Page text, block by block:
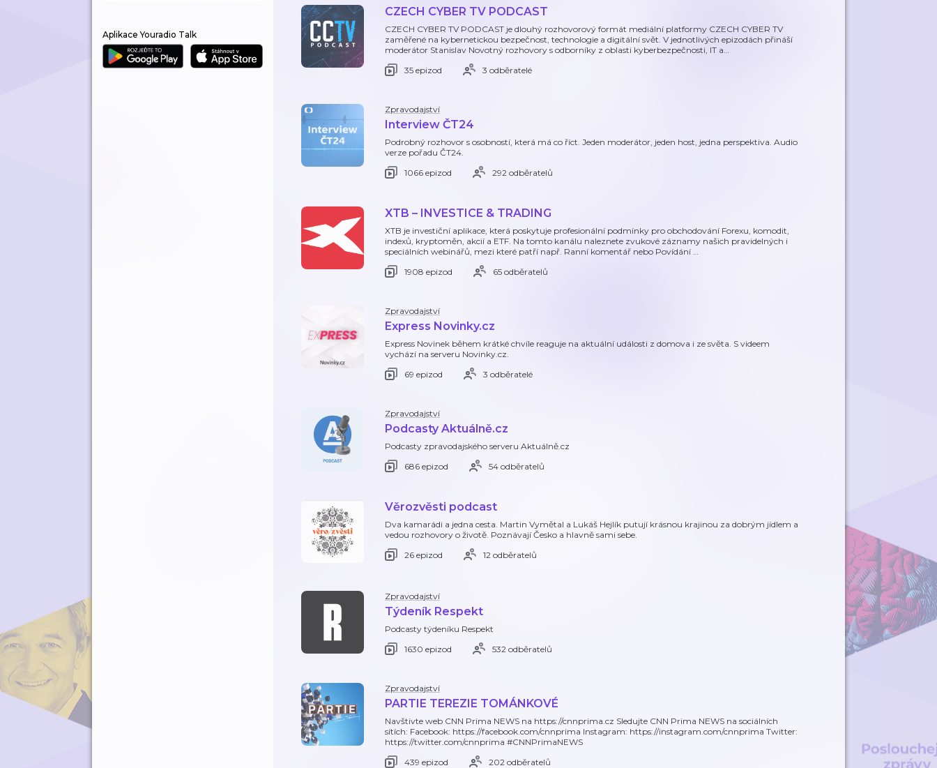
Aplikace Youradio Talk
CZECH CYBER TV PODCAST
CZECH CYBER TV PODCAST je dlouhý rozhovorový formát mediální platformy CZECH CYBER TV
zaměřené na kybernetickou bezpečnost, technologie a digitální svět. V jednotlivých epizodách přináší
moderátor Stanislav Novotný rozhovory s odborníky z oblasti kyberbezpečnosti, IT a…
35 epizod
3 odběratelé
Zpravodajství
Interview ČT24
Podrobný rozhovor s osobností, která má co říct. Jeden moderátor, jeden host, jedna perspektiva. Audio
verze pořadu ČT24.
1066 epizod
292 odběratelů
XTB – INVESTICE & TRADING
XTB je investiční aplikace, která poskytuje profesionální podmínky pro obchodování Forexu, komodit,
indexů, kryptoměn, akcií a ETF. Na tomto kanálu naleznete zvukové záznamy našich pravidelných i
speciálních webinářů, mezi které patří např. Ranní komentář nebo Povídání …
1908 epizod
65 odběratelů
Zpravodajství
Express Novinky.cz
Express Novinek během krátké chvíle reaguje na aktuální události z domova i ze světa. S videem
vychází na serveru Novinky.cz.
69 epizod
3 odběratelé
Zpravodajství
Podcasty Aktuálně.cz
Podcasty zpravodajského serveru Aktuálně.cz
686 epizod
54 odběratelů
Věrozvěsti podcast
Dva kamarádi a jedna cesta. Martin Vymětal a Lukáš Hejlík putují krásnou krajinou za dobrým jídlem a
vedou rozhovory o životě. Poznávají Česko a hlavně sami sebe.
26 epizod
12 odběratelů
Zpravodajství
Týdeník Respekt
Podcasty týdeníku Respekt
1630 epizod
532 odběratelů
Zpravodajství
PARTIE TEREZIE TOMÁNKOVÉ
Navštivte web CNN Prima NEWS na https://cnnprima.cz Sledujte CNN Prima NEWS na sociálních
sítích: Facebook: https://facebook.com/cnnprima Instagram: https://instagram.com/cnnprima Twitter:
https://twitter.com/cnnprima #CNNPrimaNEWS
439 epizod
202 odběratelů